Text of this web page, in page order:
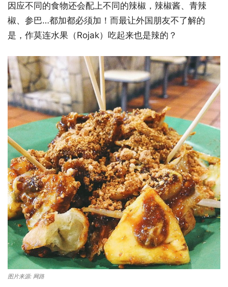
因应不同的食物还会配上不同的辣椒，辣椒酱、青辣
椒、参巴…都加都必须加！而最让外国朋友不了解的
是，作莫连水果（Rojak）吃起来也是辣的？
图片来源: 网路